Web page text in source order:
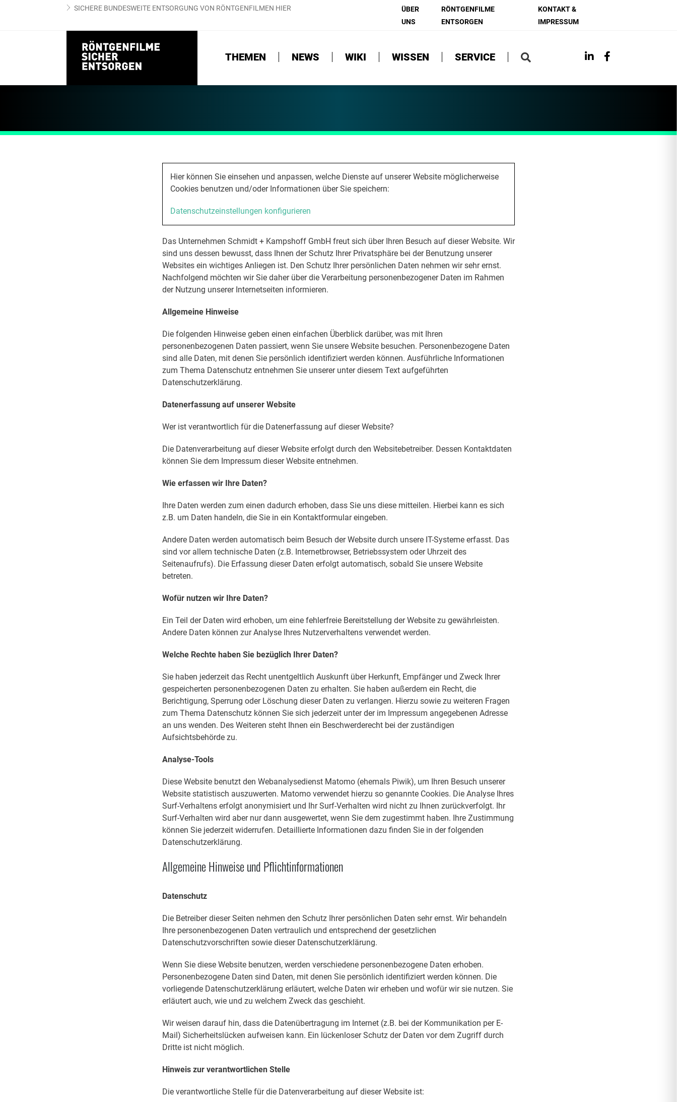
SICHERE BUNDESWEITE ENTSORGUNG VON RÖNTGENFILMEN HIER
ÜBER
UNS
RÖNTGENFILME
ENTSORGEN
KONTAKT &
IMPRESSUM
THEMEN NEWS WIKI WISSEN SERVICE
Hier können Sie einsehen und anpassen, welche Dienste auf unserer Website möglicherweise
Cookies benutzen und/oder Informationen über Sie speichern:
Datenschutzeinstellungen konfigurieren
Das Unternehmen Schmidt + Kampshoff GmbH freut sich über Ihren Besuch auf dieser Website. Wir
sind uns dessen bewusst, dass Ihnen der Schutz Ihrer Privatsphäre bei der Benutzung unserer
Websites ein wichtiges Anliegen ist. Den Schutz Ihrer persönlichen Daten nehmen wir sehr ernst.
Nachfolgend möchten wir Sie daher über die Verarbeitung personenbezogener Daten im Rahmen
der Nutzung unserer Internetseiten informieren.
Allgemeine Hinweise
Die folgenden Hinweise geben einen einfachen Überblick darüber, was mit Ihren
personenbezogenen Daten passiert, wenn Sie unsere Website besuchen. Personenbezogene Daten
sind alle Daten, mit denen Sie persönlich identifiziert werden können. Ausführliche Informationen
zum Thema Datenschutz entnehmen Sie unserer unter diesem Text aufgeführten
Datenschutzerklärung.
Datenerfassung auf unserer Website
Wer ist verantwortlich für die Datenerfassung auf dieser Website?
Die Datenverarbeitung auf dieser Website erfolgt durch den Websitebetreiber. Dessen Kontaktdaten
können Sie dem Impressum dieser Website entnehmen.
Wie erfassen wir Ihre Daten?
Ihre Daten werden zum einen dadurch erhoben, dass Sie uns diese mitteilen. Hierbei kann es sich
z.B. um Daten handeln, die Sie in ein Kontaktformular eingeben.
Andere Daten werden automatisch beim Besuch der Website durch unsere IT-Systeme erfasst. Das
sind vor allem technische Daten (z.B. Internetbrowser, Betriebssystem oder Uhrzeit des
Seitenaufrufs). Die Erfassung dieser Daten erfolgt automatisch, sobald Sie unsere Website
betreten.
Wofür nutzen wir Ihre Daten?
Ein Teil der Daten wird erhoben, um eine fehlerfreie Bereitstellung der Website zu gewährleisten.
Andere Daten können zur Analyse Ihres Nutzerverhaltens verwendet werden.
Welche Rechte haben Sie bezüglich Ihrer Daten?
Sie haben jederzeit das Recht unentgeltlich Auskunft über Herkunft, Empfänger und Zweck Ihrer
gespeicherten personenbezogenen Daten zu erhalten. Sie haben außerdem ein Recht, die
Berichtigung, Sperrung oder Löschung dieser Daten zu verlangen. Hierzu sowie zu weiteren Fragen
zum Thema Datenschutz können Sie sich jederzeit unter der im Impressum angegebenen Adresse
an uns wenden. Des Weiteren steht Ihnen ein Beschwerderecht bei der zuständigen
Aufsichtsbehörde zu.
Analyse-Tools
Diese Website benutzt den Webanalysedienst Matomo (ehemals Piwik), um Ihren Besuch unserer
Website statistisch auszuwerten. Matomo verwendet hierzu so genannte Cookies. Die Analyse Ihres
Surf-Verhaltens erfolgt anonymisiert und Ihr Surf-Verhalten wird nicht zu Ihnen zurückverfolgt. Ihr
Surf-Verhalten wird aber nur dann ausgewertet, wenn Sie dem zugestimmt haben. Ihre Zustimmung
können Sie jederzeit widerrufen. Detaillierte Informationen dazu finden Sie in der folgenden
Datenschutzerklärung.
Allgemeine Hinweise und Pflichtinformationen
Datenschutz
Die Betreiber dieser Seiten nehmen den Schutz Ihrer persönlichen Daten sehr ernst. Wir behandeln
Ihre personenbezogenen Daten vertraulich und entsprechend der gesetzlichen
Datenschutzvorschriften sowie dieser Datenschutzerklärung.
Wenn Sie diese Website benutzen, werden verschiedene personenbezogene Daten erhoben.
Personenbezogene Daten sind Daten, mit denen Sie persönlich identifiziert werden können. Die
vorliegende Datenschutzerklärung erläutert, welche Daten wir erheben und wofür wir sie nutzen. Sie
erläutert auch, wie und zu welchem Zweck das geschieht.
Wir weisen darauf hin, dass die Datenübertragung im Internet (z.B. bei der Kommunikation per E-
Mail) Sicherheitslücken aufweisen kann. Ein lückenloser Schutz der Daten vor dem Zugriff durch
Dritte ist nicht möglich.
Hinweis zur verantwortlichen Stelle
Die verantwortliche Stelle für die Datenverarbeitung auf dieser Website ist: